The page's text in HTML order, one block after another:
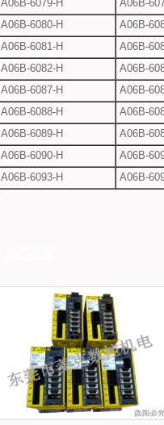
A06B-6079-H
A06B-
A06B-6080-H
A06B-
A06B-6081-H
A06B-
A06B-6082-H
A06B-
A06B-6087-H
A06B-
A06B-6088-H
A06B-
A06B-6089-H
A06B-
A06B-6090-H
A06B-
A06B-6093-H
A06B-